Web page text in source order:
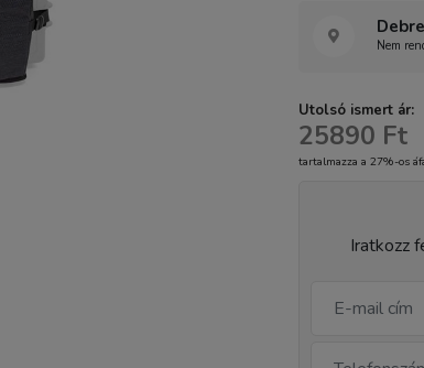
Nem
Utolsó ismert ár:
25890 Ft
tartalmazza a 27%-os
Iratkozz